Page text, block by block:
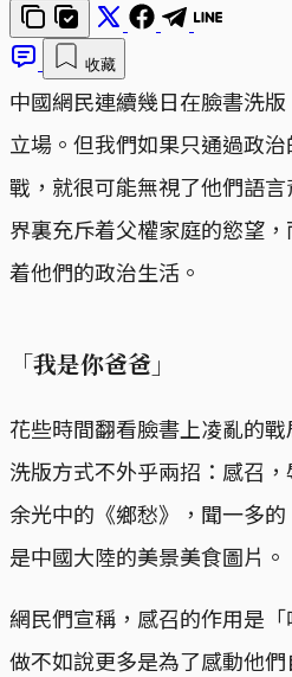
收藏
中國網民連續幾日在臉書洗
立場。但我們如果只通過政
戰，就很可能無視了他們語
界裏充斥着父權家庭的慾望
着他們的政治生活。
「我是你爸爸」
花些時間翻看臉書上凌亂的
洗版方式不外乎兩招：感召
余光中的《鄉愁》，聞一多
是中國大陸的美景美食圖片。
網民們宣稱，感召的作用是
做不如說更多是為了感動他